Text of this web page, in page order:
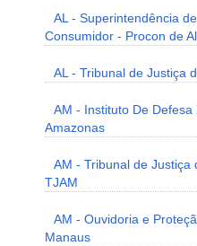
AL - Superintendência
Consumidor - Procon de
AL - Tribunal de Justiça
AM - Instituto De
Amazonas
AM - Tribunal de Justiça
TJAM
AM - Ouvidoria e
Manaus